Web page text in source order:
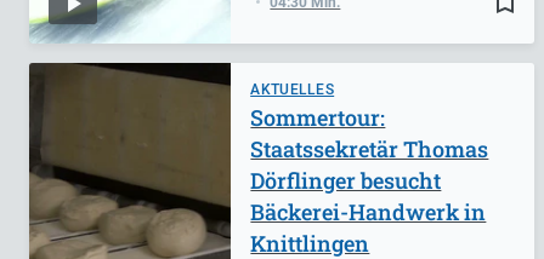
AKTUELLES
Sommertour:
Staatssekretär Thomas
Dörflinger besucht
Bäckerei-Handwerk in
Knittlingen